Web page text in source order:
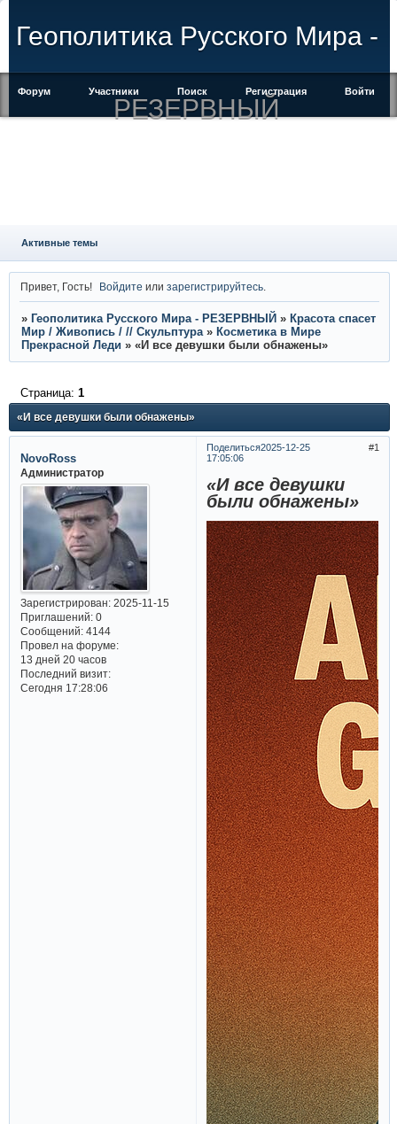
Геополитика Русского Мира -
РЕЗЕРВНЫЙ
Форум Участники Поиск Регистрация Войти
Активные темы
Привет, Гость! Войдите илизарегистрируйтесь
» Геополитика Русского Мира - РЕЗЕРВНЫЙ » Красота спасет
Мир / Живопись / // Скульптура » Косметика в Мире
Прекрасной Леди » «И все девушки были обнажены»
«И все девушки были обнажены»
Страница: 1
Поделиться 1
2025-12-25
17:05:06
NovoRoss
Администратор
Зарегистрирован: 2025-11-15
Приглашений:0
Сообщений:4144
Провел на форуме:
13 дней 20 часов
Последний визит:
Сегодня 17:28:06
«И все девушки
были обнажены»